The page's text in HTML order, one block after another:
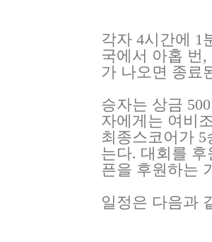
각자 4시간에 1
국에서 아홉 번
가 나오면 종료
승자는 상금
자에게는 여비
최종스코어가
는다. 대회를
픈을 후원하는
일정은 다음과